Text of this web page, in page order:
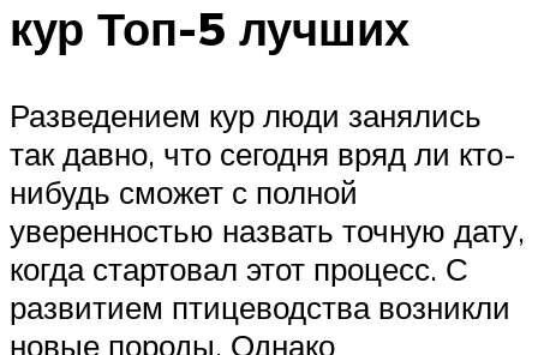
кур Топ-5 лучших
Разведением кур люди занялись
так давно, что сегодня вряд ли кто-
нибудь сможет с полной
уверенностью назвать точную дату,
когда стартовал этот процесс. С
развитием птицеводства возникли
новые породы. Однако